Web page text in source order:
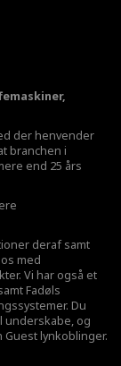
der henvender
branchen i
end 25 års
deraf samt
med
Vi har også et
Fadøls
Du
underskabe, og
Guest lynkoblinger.